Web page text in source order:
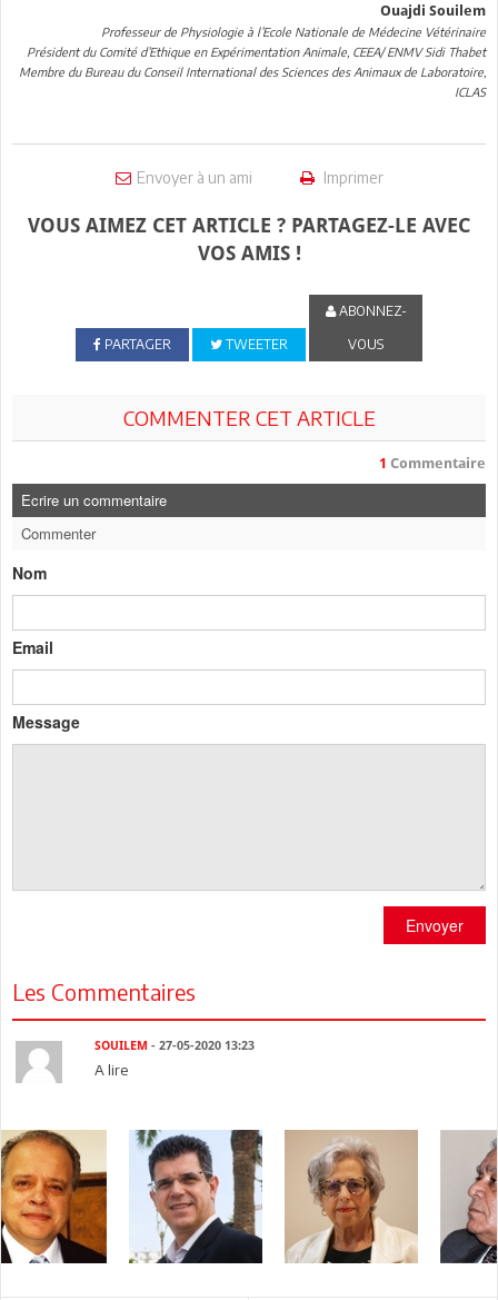
Ouajdi Souilem
Professeur de Physiologie à l’Ecole Nationale de Médecine Vétérinaire
Président du Comité d’Ethique en Expérimentation Animale, CEEA/ ENMV Sidi Thabet
Membre du Bureau du Conseil International des Sciences des Animaux de Laboratoire,
ICLAS
Envoyer à un ami Imprimer
VOUS AIMEZ CET ARTICLE ? PARTAGEZ-LE AVEC
VOS AMIS !
PARTAGER TWEETER
ABONNEZ-
VOUS
COMMENTER CET ARTICLE
1 Commentaire
Ecrire un commentaire
Commenter
Nom
Email
Message
Envoyer
Les Commentaires
SOUILEM - 27-05-2020 13:23
A lire